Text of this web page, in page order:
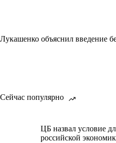
Лукашенко объяснил введение
Сейчас популярно
ЦБ назвал условие
российской